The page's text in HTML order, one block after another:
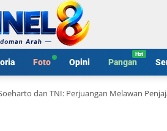
Foto Opini Pangan
dan TNI: Perjuangan Melawan